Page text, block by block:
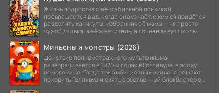
Жизнь подростка с нестабильной психикой
превращается в ад, когда она узнаёт, с кем ей придётся
разделить каникулы. Избранник её мамы — не просто
чужой дядька, а её же учитель, а точнее завуч школы.
Миньоны и монстры (2026)
Действие полнометражного мультфильма
разворачивается в 1920-х годах в Голливуде, в эпоху
немого кино. Тогда три амбициозных миньона решают
покорить Голливуд и снять собственный блокбастер о